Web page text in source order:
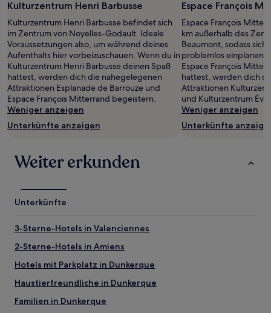
Kulturzentrum Henri Barbusse
Kulturzentrum Henri Barbusse befindet sich
im Zentrum von Noyelles-Godault. Ideale
Voraussetzungen also, um während deines
Aufenthalts hier vorbeizuschauen. Wenn du in
Kulturzentrum Henri Barbusse deinen Spaß
hattest, werden dich die nahegelegenen
Attraktionen Esplanade de Barrouze und
Espace François Mitterrand begeistern.
Weniger anzeigen
Unterkünfte anzeigen
Espace François
Espace François
km außerhalb des
Beaumont, sodass
problemlos einplanen
Espace François
hattest, werden dich
Attraktionen
und Kulturzentrum
Weniger anzeigen
Unterkünfte
Weiter erkunden
Unterkünfte
3-Sterne-Hotels in Valenciennes
2-Sterne-Hotels in Amiens
Hotels mit Parkplatz in Dunkerque
Haustierfreundliche in Dunkerque
Familien in Dunkerque